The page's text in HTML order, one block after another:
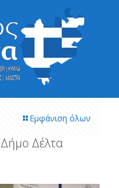
Εμφάνιση όλων
Δέλτα